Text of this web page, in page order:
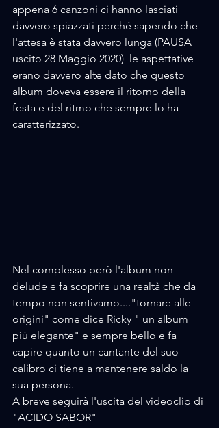
appena 6 canzoni ci hanno lasciati
davvero spiazzati perché sapendo che
l'attesa è stata davvero lunga (PAUSA
uscito 28 Maggio 2020)  le aspettative
erano davvero alte dato che questo
album doveva essere il ritorno della
festa e del ritmo che sempre lo ha
caratterizzato.
Nel complesso però l'album non
delude e fa scoprire una realtà che da
tempo non sentivamo...."tornare alle
origini" come dice Ricky " un album
più elegante" e sempre bello e fa
capire quanto un cantante del suo
calibro ci tiene a mantenere saldo la
sua persona.
A breve seguirà l'uscita del videoclip di
"ACIDO SABOR"